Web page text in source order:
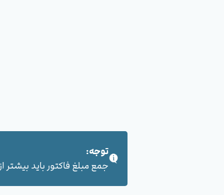
توجه:
جمع مبلغ فاکتور باید بیشتر از 100,000 هزار تومان